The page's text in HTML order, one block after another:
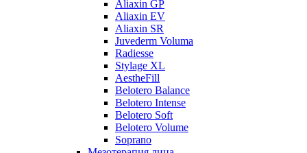
Aliaxin GP
Aliaxin EV
Aliaxin SR
Juvederm Voluma
Radiesse
Stylage XL
AestheFill
Belotero Balance
Belotero Intense
Belotero Soft
Belotero Volume
Soprano